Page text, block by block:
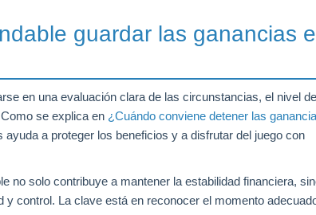
guardar las ganancias
en una evaluación clara de las circunstancias, el nivel de
se explica en ¿Cuándo conviene detener las
a proteger los beneficios y a disfrutar del juego con
no solo contribuye a mantener la estabilidad financiera,
control. La clave está en reconocer el momento